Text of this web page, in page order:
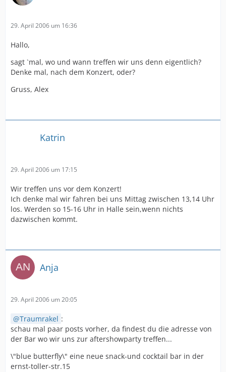
29. April 2006 um 16:36
Hallo,
sagt `mal, wo und wann treffen wir uns denn eigentlich?
Denke mal, nach dem Konzert, oder?
Gruss, Alex
Katrin
29. April 2006 um 17:15
Wir treffen uns vor dem Konzert!
Ich denke mal wir fahren bei uns Mittag zwischen 13,14 Uhr
los. Werden so 15-16 Uhr in Halle sein,wenn nichts
dazwischen kommt.
Anja
29. April 2006 um 20:05
Traumrakel :
schau mal paar posts vorher, da findest du die adresse von
der Bar wo wir uns zur aftershowparty treffen...
\"blue butterfly\" eine neue snack-und cocktail bar in der
ernst-toller-str.15